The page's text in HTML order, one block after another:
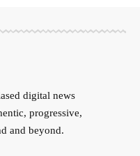
digital news
progressive,
and beyond.